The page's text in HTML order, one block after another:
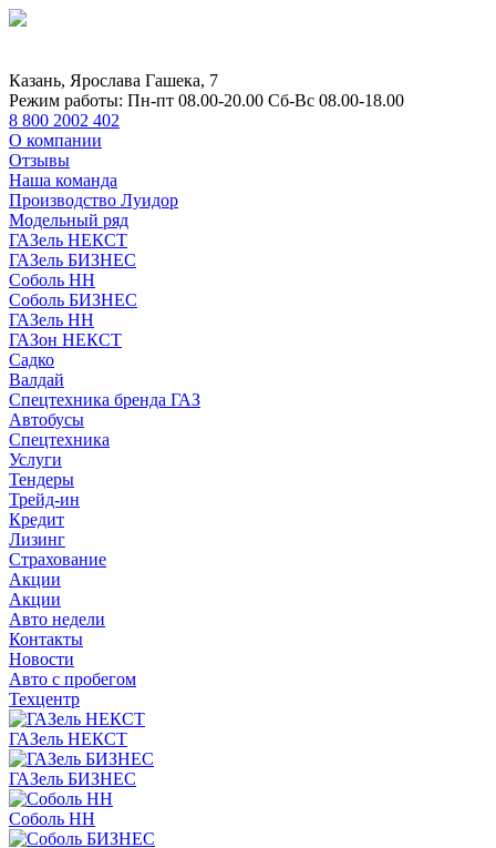
Казань, Ярослава Гашека, 7
Режим работы: Пн-пт 08.00-20.00 Сб-Вс 08.00-18.00
8 800 2002 402
О компании
Отзывы
Наша команда
Производство Луидор
Модельный ряд
ГАЗель НЕКСТ
ГАЗель БИЗНЕС
Соболь НН
Соболь БИЗНЕС
ГАЗель НН
ГАЗон НЕКСТ
Садко
Валдай
Спецтехника бренда ГАЗ
Автобусы
Спецтехника
Услуги
Тендеры
Трейд-ин
Кредит
Лизинг
Страхование
Акции
Акции
Авто недели
Контакты
Новости
Авто с пробегом
Техцентр
ГАЗель НЕКСТ
ГАЗель БИЗНЕС
Соболь НН